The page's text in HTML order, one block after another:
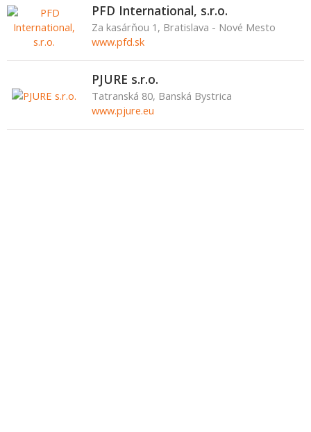
PFD International, s.r.o.
Za kasárňou 1, Bratislava - Nové Mesto
www.pfd.sk
PJURE s.r.o.
Tatranská 80, Banská Bystrica
www.pjure.eu